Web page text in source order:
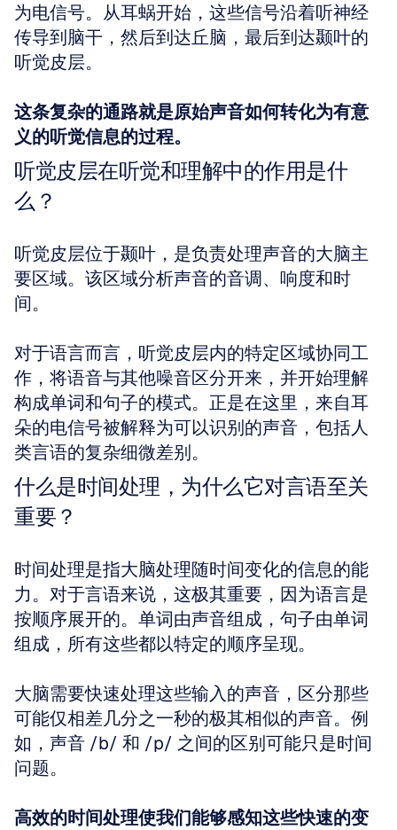
为电信号。从耳蜗开始，这些信号沿着听神经
传导到脑干，然后到达丘脑，最后到达颞叶的
听觉皮层。
这条复杂的通路就是原始声音如何转化为有意
义的听觉信息的过程。
听觉皮层在听觉和理解中的作用是什
么？
听觉皮层位于颞叶，是负责处理声音的大脑主
要区域。该区域分析声音的音调、响度和时
间。
对于语言而言，听觉皮层内的特定区域协同工
作，将语音与其他噪音区分开来，并开始理解
构成单词和句子的模式。正是在这里，来自耳
朵的电信号被解释为可以识别的声音，包括人
类言语的复杂细微差别。
什么是时间处理，为什么它对言语至关
重要？
时间处理是指大脑处理随时间变化的信息的能
力。对于言语来说，这极其重要，因为语言是
按顺序展开的。单词由声音组成，句子由单词
组成，所有这些都以特定的顺序呈现。
大脑需要快速处理这些输入的声音，区分那些
可能仅相差几分之一秒的极其相似的声音。例
如，声音 /b/ 和 /p/ 之间的区别可能只是时间
问题。
高效的时间处理使我们能够感知这些快速的变